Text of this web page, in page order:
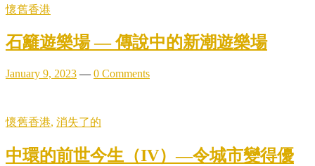
懷舊香港
石籬遊樂場 — 傳說中的新潮遊樂場
January 9, 2023 — 0 Comments
懷舊香港, 消失了的
中環的前世今生（IV）—令城市變得優